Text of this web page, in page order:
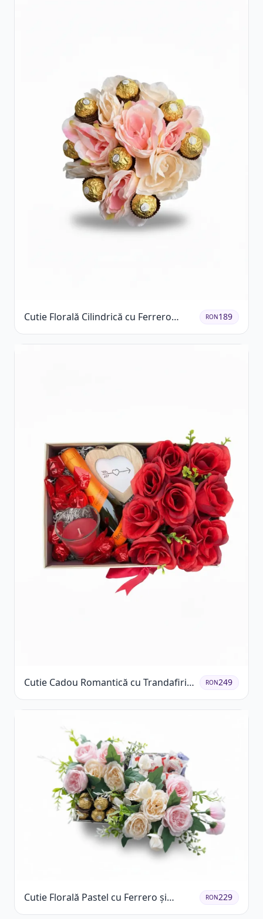
Cutie Florală Cilindrică cu Ferrero
Rocher și Trandafiri Pastel
RON189
Cutie Cadou Romantică cu Trandafiri
Șampanie și Lumânare
RON249
Cutie Florală Pastel cu Ferrero și
Raffaello
RON229